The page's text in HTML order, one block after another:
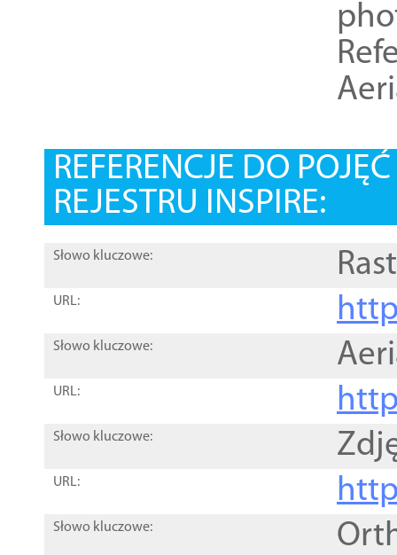
REFERENCJE DO
REJESTRU INSPIRE:
Słowo kluczowe:
URL:
Słowo kluczowe:
URL:
Słowo kluczowe:
URL:
Słowo kluczowe: